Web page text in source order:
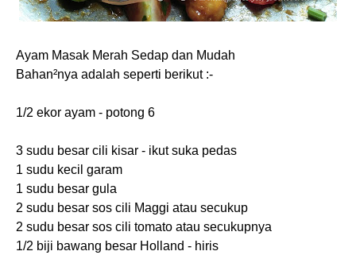
Ayam Masak Merah Sedap dan Mudah
Bahan²nya adalah seperti berikut :-
1/2 ekor ayam - potong 6
3 sudu besar cili kisar - ikut suka pedas
1 sudu kecil garam
1 sudu besar gula
2 sudu besar sos cili Maggi atau secukup
2 sudu besar sos cili tomato atau secukupnya
1/2 biji bawang besar Holland - hiris